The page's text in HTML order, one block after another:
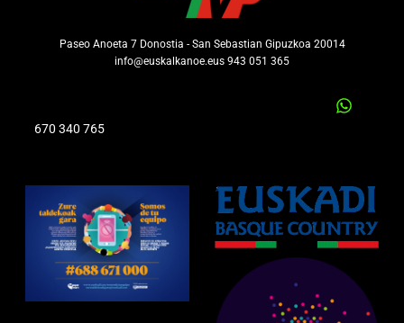
Paseo Anoeta 7 Donostia - San Sebastian Gipuzkoa 20014
info@euskalkanoe.eus 943 051 365
670 340 765